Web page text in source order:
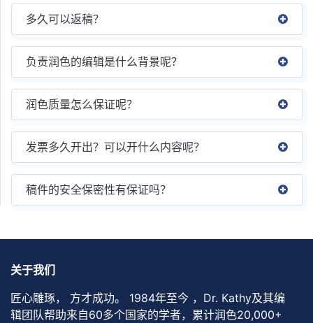
多久可以返稿？
负责润色的编辑是什么背景呢？
润色质量怎么保证呢？
发票多久开出？可以开什么内容呢？
稿件的安全保密性有保证吗？
关于我们
匠心雕琢， 方才成功。 1984年至今 ，Dr. Kathy及其编
辑团队帮助来自60多个国家的学者，累计润色20,000+